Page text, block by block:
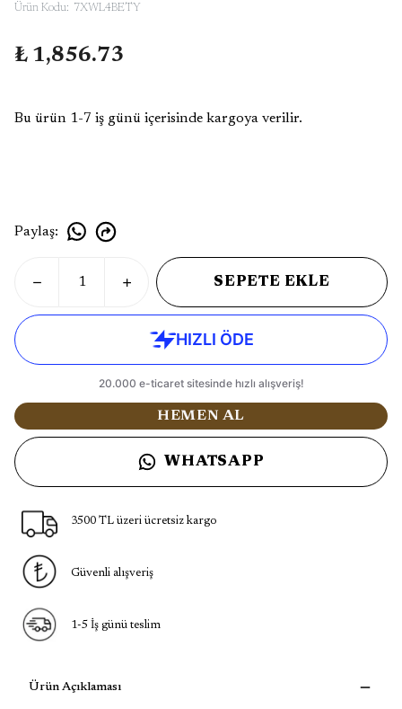
Ürün Kodu: 7XWL4BETY
₺ 1,856.73
Bu ürün 1-7 iş günü içerisinde kargoya verilir.
Paylaş:
SEPETE EKLE
HEMEN AL
WHATSAPP
3500 TL üzeri ücretsiz kargo
Güvenli alışveriş
1-5 İş günü teslim
Ürün Açıklaması